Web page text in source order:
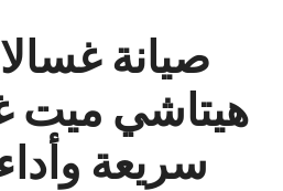
صيانة
هيتاشي ميت
سريعة